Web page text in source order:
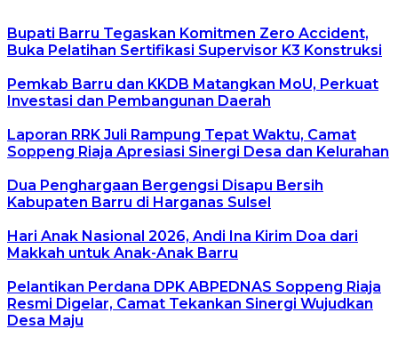
Bupati Barru Tegaskan Komitmen Zero Accident,
Buka Pelatihan Sertifikasi Supervisor K3 Konstruksi
Pemkab Barru dan KKDB Matangkan MoU, Perkuat
Investasi dan Pembangunan Daerah
Laporan RRK Juli Rampung Tepat Waktu, Camat
Soppeng Riaja Apresiasi Sinergi Desa dan Kelurahan
Dua Penghargaan Bergengsi Disapu Bersih
Kabupaten Barru di Harganas Sulsel
Hari Anak Nasional 2026, Andi Ina Kirim Doa dari
Makkah untuk Anak-Anak Barru
Pelantikan Perdana DPK ABPEDNAS Soppeng Riaja
Resmi Digelar, Camat Tekankan Sinergi Wujudkan
Desa Maju